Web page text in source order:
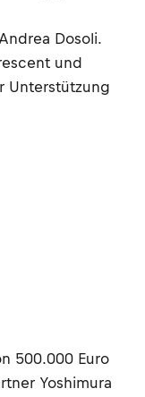
Dosoli.
und
Unterstützung
500.000 Euro
Yoshimura